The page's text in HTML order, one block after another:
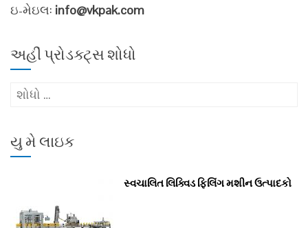
ઇ-મેઇલ: info@vkpak.com
અહીં પ્રોડક્ટ્સ શોધો
માટે
યુ મે લાઇક
સ્વચાલિત લિક્વિડ ફિલિંગ મશીન ઉત્પાદકો